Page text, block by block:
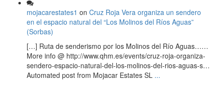
mojacarestates1 on Cruz Roja Vera organiza un sendero
en el espacio natural del “Los Molinos del Ríos Aguas”
(Sorbas)
[…] Ruta de senderismo por los Molinos del Río Aguas……
More info @ http://www.qhm.es/events/cruz-roja-organiza-
sendero-espacio-natural-del-los-molinos-del-rios-aguas-s…
Automated post from Mojacar Estates SL ...